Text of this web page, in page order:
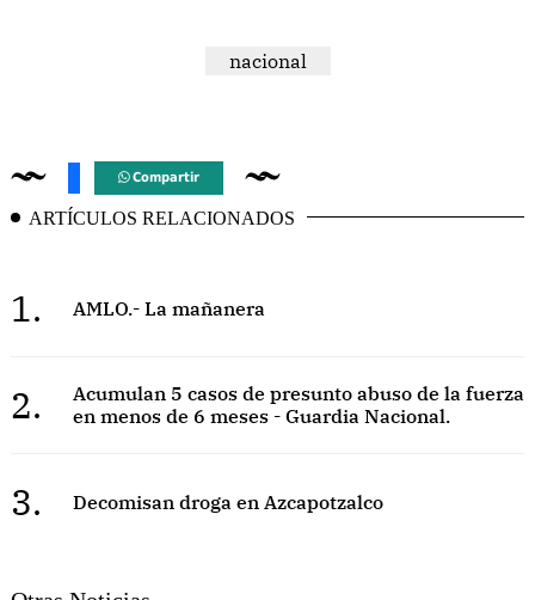
nacional
Compartir
ARTÍCULOS RELACIONADOS
1. AMLO.- La mañanera
2.
Acumulan 5 casos de presunto abuso de la fuerza
en menos de 6 meses - Guardia Nacional.
3. Decomisan droga en Azcapotzalco